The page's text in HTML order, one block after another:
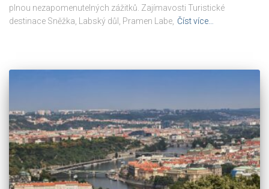
plnou nezapomenutelných zážitků. Zajímavosti Turistické
destinace Sněžka, Labský důl, Pramen Labe, Číst více…